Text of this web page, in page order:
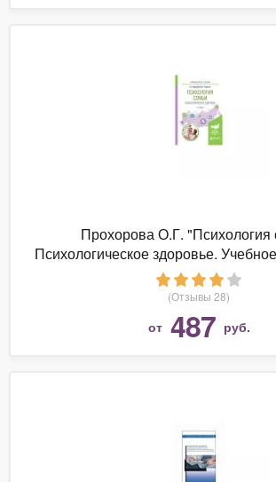
Прохорова О.Г. "Психология
Психологическое здоровье.
вузов"
(Отзывы 28)
от 487 руб.